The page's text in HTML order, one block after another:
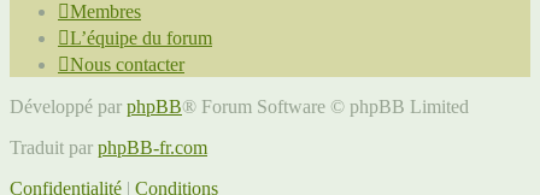
Membres
L’équipe du forum
Nous contacter
Développé par phpBB® Forum Software © phpBB Limited
Traduit par phpBB-fr.com
Confidentialité | Conditions